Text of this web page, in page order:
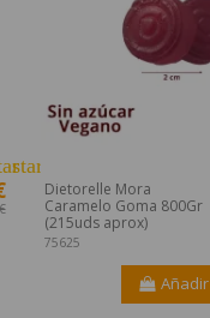
star
Dietorelle Mora
Caramelo Goma 800Gr
(215uds aprox)
75625
Añadir